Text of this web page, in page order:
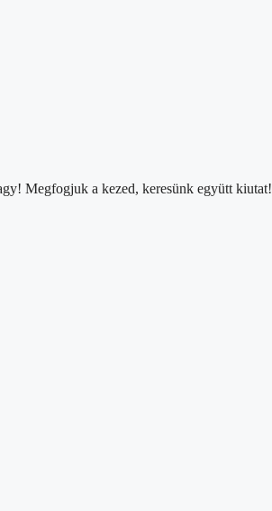
Megfogjuk a kezed, keresünk együtt kiutat!